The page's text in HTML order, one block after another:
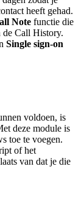
heeft gehad.
Note functie die
de Call History.
Single sign-on
voldoen, is
deze module is
toe te voegen.
of het
van dat je die